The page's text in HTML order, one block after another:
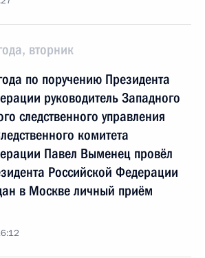
вторник
по поручению Президента
руководитель Западного
следственного управления
комитета
Павел Выменец провёл
Российской Федерации
в Москве личный приём